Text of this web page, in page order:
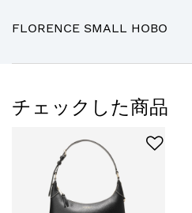
FLORENCE SMALL HOBO
チェックした商品